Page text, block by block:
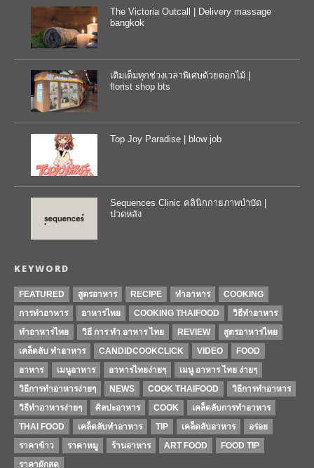
The Victoria Outcall | Delivery massage
bangkok
เติมเต็มทุกช่วงเวลาพิเศษด้วยดอกไม้ |
florist shop bts
Top Joy Paradise | blow job
Sequences Clinic คลินิกกายภาพบำบัด |
ปวดหลัง
KEYWORD
FEATURED สูตรอาหาร RECIPE ทำอาหาร
COOKING
การทำอาหาร
อาหารไทย COOKING THAIFOOD
วิธีทำอาหาร
ทำอาหารไทย
วิธี การ ทำ อาหาร ไทย REVIEW
สูตรอาหารไทย
เคล็ดลับ ทำอาหาร
CANDIDCOOKCLICK VIDEO
FOOD
อาหาร
เมนูอาหาร อาหารไทยง่ายๆ
เมนู อาหาร ไทย ง่ายๆ
วิธีการทําอาหารง่ายๆ
NEWS COOK THAIFOOD
วิธีการทำอาหาร
วิธีทำอาหารง่ายๆ
ศิลปะอาหาร COOK
เคล็ดลับการทำอาหาร
THAI FOOD
เคล็ดลับทำอาหาร TIP เคล็ดลับอาหาร
อร่อย
ราคาข้าว
ราคาหมู ร้านอาหาร ART FOOD
FOOD TIP
ราคาผักสด